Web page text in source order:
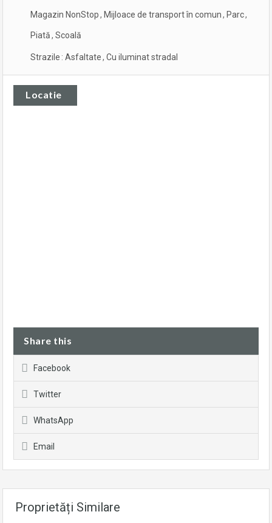
Magazin NonStop, Mijloace de transport în comun, Parc,
Piată, Scoală
Strazile : Asfaltate, Cu iluminat stradal
Locatie
Share this
Facebook
Twitter
WhatsApp
Email
Proprietăți Similare